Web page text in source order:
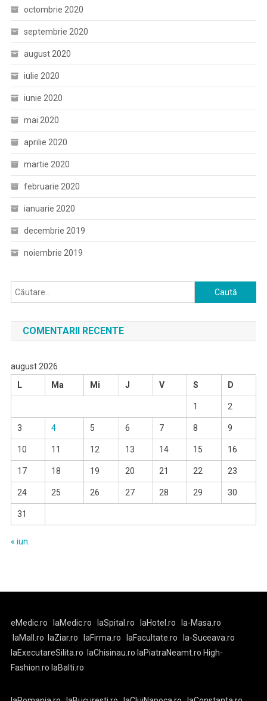
octombrie 2020
septembrie 2020
august 2020
iulie 2020
iunie 2020
mai 2020
aprilie 2020
martie 2020
februarie 2020
ianuarie 2020
decembrie 2019
noiembrie 2019
Caută
după:
COMENTARII RECENTE
august 2026
L
Ma Mi J V S D
1 2
3 4 5 6 7 8 9
10 11 12 13 14 15 16
17 18 19 20 21 22 23
24 25 26 27 28 29 30
31
« iun.
eMedic.ro laMedic.ro laSpital.ro laHotel.ro
la-Masa.ro
laMall.ro
laZiar.ro laFirma.ro laFacultate.ro
la-Suceava.ro
laExecutareSilita.ro
laChisinau.ro laPiatraNeamt.ro High-
Fashion.ro laBalti.ro